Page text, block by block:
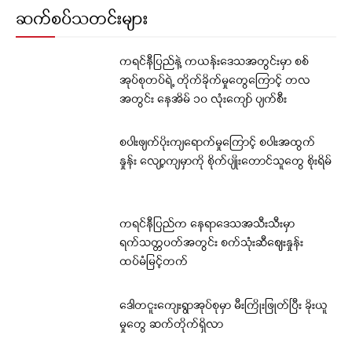
ဆက်စပ်သတင်းများ
ကရင်နီပြည်နဲ့ ကယန်းဒေသအတွင်းမှာ စစ်
အုပ်စုတပ်ရဲ့ တိုက်ခိုက်မှုတွေကြောင့် တလ
အတွင်း နေအိမ် ၁၀ လုံးကျော် ပျက်စီး
စပါးဖျက်ပိုးကျရောက်မှုကြောင့် စပါးအထွက်
နှုန်း လျော့ကျမှာကို စိုက်ပျိုးတောင်သူတွေ စိုးရိမ်
ကရင်နီပြည်က နေရာဒေသအသီးသီးမှာ
ရက်သတ္တပတ်အတွင်း စက်သုံးဆီဈေးနှုန်း
ထပ်မံမြင့်တက်
ဒေါတငူးကျေးရွာအုပ်စုမှာ မီးကြိုးဖြုတ်ပြီး ခိုးယူ
မှုတွေ ဆက်တိုက်ရှိလာ